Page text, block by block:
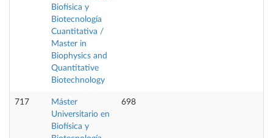
Biofísica y
Biotecnología
Cuantitativa /
Master in
Biophysics and
Quantitative
Biotechnology
717
Máster
Universitario en
Biofísica y
698